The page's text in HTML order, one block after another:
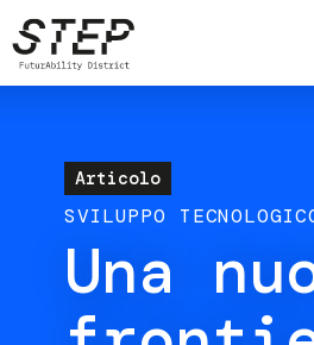
Skip
to
main
Articolo
SVILUPPO
Una